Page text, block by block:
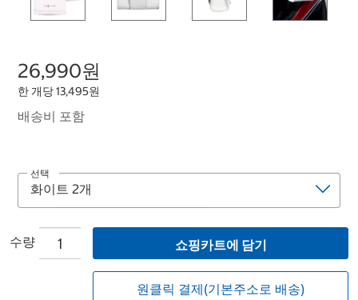
26,990원
한 개당 13,495원
배송비 포함
선택
수량 쇼핑카트에 담기
원클릭 결제(기본주소로 배송)